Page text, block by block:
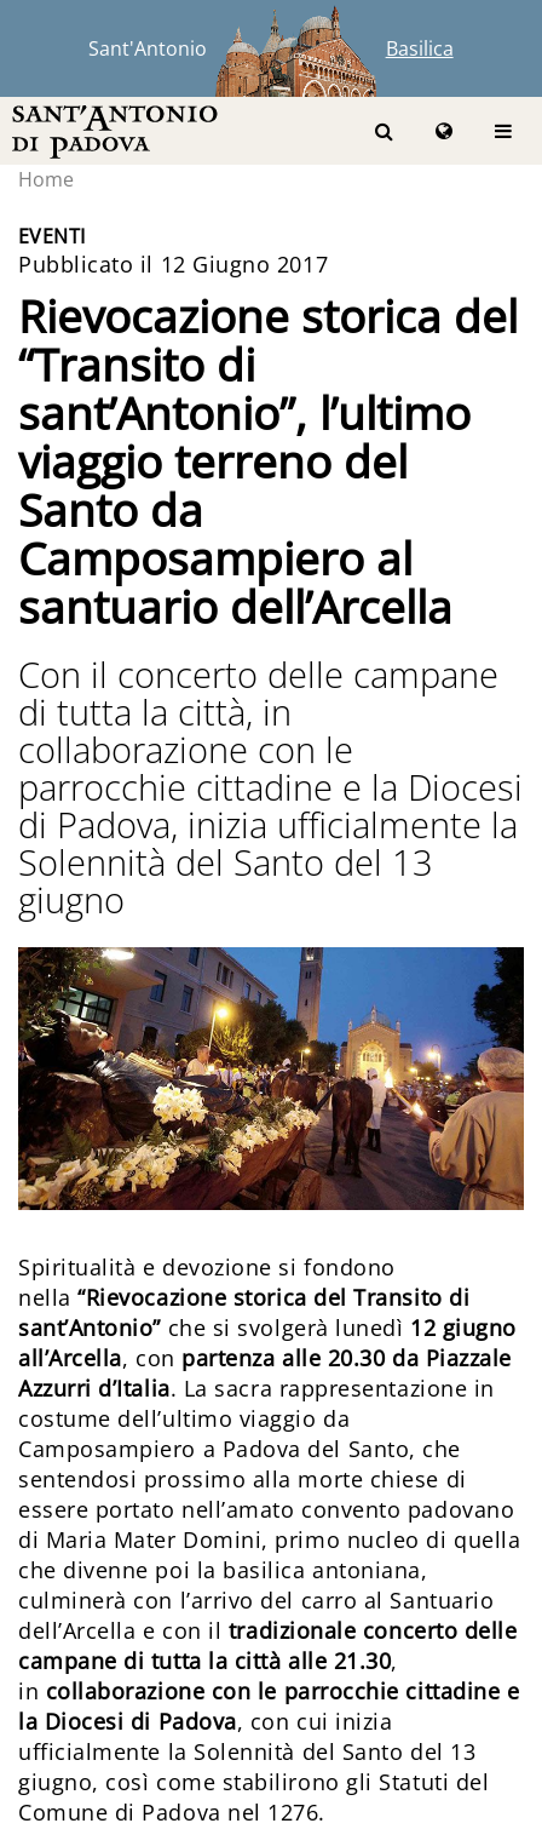
Sant'Antonio Basilica
Home
EVENTI
Pubblicato il 12 Giugno 2017
Rievocazione storica del
“Transito di
sant’Antonio”, l’ultimo
viaggio terreno del
Santo da
Camposampiero al
santuario dell’Arcella
Con il concerto delle campane
di tutta la città, in
collaborazione con le
parrocchie cittadine e la Diocesi
di Padova, inizia ufficialmente la
Solennità del Santo del 13
giugno
Spiritualità e devozione si fondono
nella“Rievocazione storica del Transito di
sant’Antonio” che si svolgerà lunedì 12 giugno
all’Arcella, con partenza alle 20.30 da Piazzale
Azzurri d’Italia. La sacra rappresentazione in
costume dell’ultimo viaggio da
Camposampiero a Padova del Santo, che
sentendosi prossimo alla morte chiese di
essere portato nell’amato convento padovano
di Maria Mater Domini, primo nucleo di quella
che divenne poi la basilica antoniana,
culminerà con l’arrivo del carro al Santuario
dell’Arcella e con il tradizionale concerto delle
campane di tutta la città alle 21.30,
in collaborazione con le parrocchie cittadine e
la Diocesi di Padova, con cui inizia
ufficialmente la Solennità del Santo del 13
giugno, così come stabilirono gli Statuti del
Comune di Padova nel 1276.